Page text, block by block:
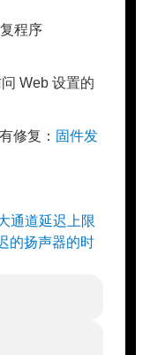
程序
Web 设置的
修复： 固件发
通道延迟上限
的扬声器的时